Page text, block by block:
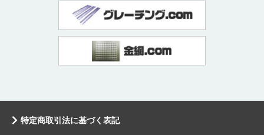
特定商取引法に基づく表記